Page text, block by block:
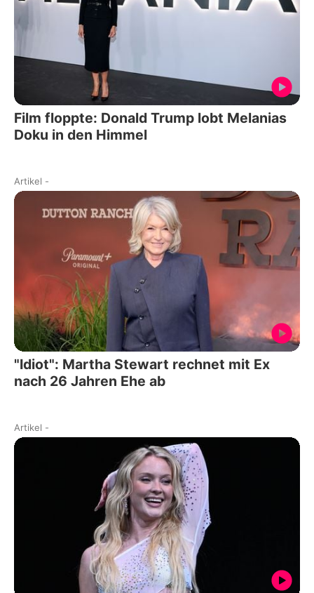
Film floppte: Donald Trump lobt Melanias
Doku in den Himmel
Artikel -
"Idiot": Martha Stewart rechnet mit Ex
nach 26 Jahren Ehe ab
Artikel -